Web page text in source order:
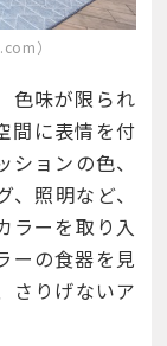
）
色味が限られ
間に表情を付
ョンの色、
照明など、
ラーを取り入
ーの食器を見
さりげないア